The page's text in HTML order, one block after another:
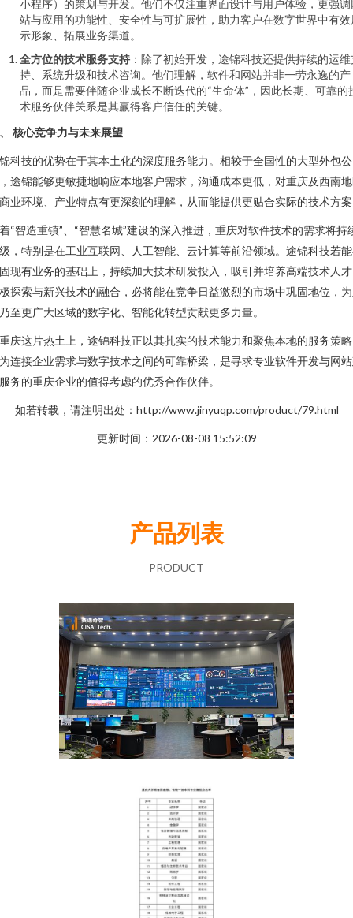
小程序）的策划与开发。他们不仅注重界面设计与用户体验，更强调
站与应用的功能性、安全性与可扩展性，助力客户在数字世界中有效
示形象、拓展业务渠道。
全方位的技术服务支持 ：除了初始开发，途锦科技还提供持续的运
持、系统升级和技术咨询。他们理解，软件和网站并非一劳永逸的产
品，而是需要伴随企业成长不断迭代的“生命体”，因此长期、可靠的
术服务伙伴关系是其赢得客户信任的关键。
核心竞争力与未来展望
科技的优势在于其本土化的深度服务能力。相较于全国性的大型外包公
途锦能够更敏捷地响应本地客户需求，沟通成本更低，对重庆及西南
业环境、产业特点有更深刻的理解，从而能提供更贴合实际的技术方
“智造重镇”、“智慧名城”建设的深入推进，重庆对软件技术的需求将持
，特别是在工业互联网、人工智能、云计算等前沿领域。途锦科技若
现有业务的基础上，持续加大技术研发投入，吸引并培养高端技术人
探索与新兴技术的融合，必将能在竞争日益激烈的市场中巩固地位，
至更广大区域的数字化、智能化转型贡献更多力量。
庆这片热土上，途锦科技正以其扎实的技术能力和聚焦本地的服务策
连接企业需求与数字技术之间的可靠桥梁，是寻求专业软件开发与网
务的重庆企业的值得考虑的优秀合作伙伴。
如若转载，请注明出处：http://www.jinyuqp.com/product/79.html
更新时间：2026-08-08 15:52:09
产品列表
PRODUCT